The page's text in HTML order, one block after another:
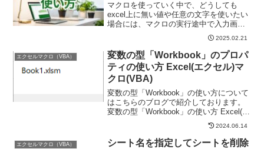
マクロを使っていく中で、どうしても
excel上に無い値や任意の文字を使いたい
場合には、マクロの実行途中で入力画面
を簡単に出せる「InputBox」が便利で
す。今回はこの「InputBox」の使い方を
簡単にご説明いたします。Sub 入力画面
(...
2025.02.21
エクセルマクロ（VBA）
変数の型「Workbook」のプロパ
ティの使い方 Excel(エクセル)マ
クロ(VBA)
変数の型「Workbook」の使い方について
はこちらのブログで紹介しております。
変数の型「Workbook」の使い方 Excel(エ
「Workbook」のプロパティについてもう
少し詳しく解説していきます。Wo...
2024.06.14
エクセルマクロ（VBA）
シート名を指定してシートを削除